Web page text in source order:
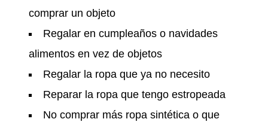
comprar un objeto
Regalar en cumpleaños o navidades
alimentos en vez de objetos
Regalar la ropa que ya no necesito
Reparar la ropa que tengo estropeada
No comprar más ropa sintética o que